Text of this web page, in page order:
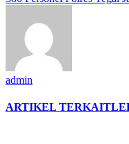
admin
ARTIKEL TERKAIT